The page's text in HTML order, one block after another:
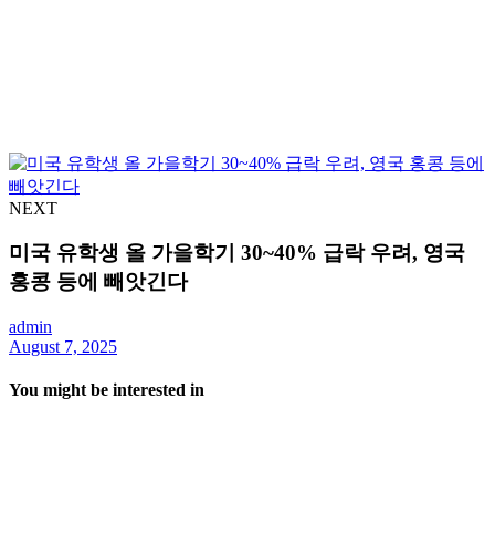
NEXT
미국 유학생 올 가을학기 30~40% 급락 우려, 영국
홍콩 등에 빼앗긴다
admin
August 7, 2025
You might be interested in